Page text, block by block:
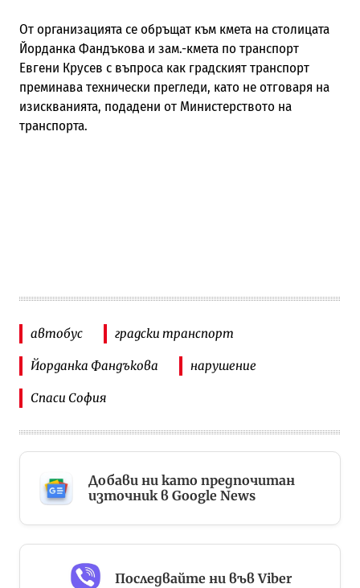
От организацията се обръщат към кмета на столицата
Йорданка Фандъкова и зам.-кмета по транспорт
Евгени Крусев с въпроса как градският транспорт
преминава технически прегледи, като не отговаря на
изискванията, подадени от Министерството на
транспорта.
автобус градски транспорт
Йорданка Фандъкова нарушение
Спаси София
Добави ни като предпочитан
източник в Google News
Последвайте ни във Viber